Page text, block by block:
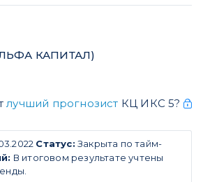
КАПИТАЛ)
лучший прогнозист КЦ ИКС 5?
Статус: Закрыта по тайм-
В итоговом результате учтены